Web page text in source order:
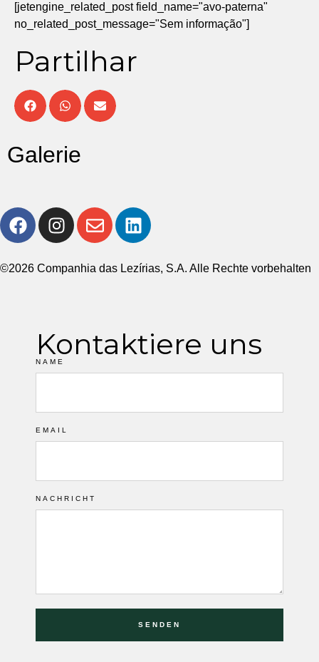
[jetengine_related_post field_name="avo-paterna"
no_related_post_message="Sem informação"]
Partilhar
Galerie
©2026 Companhia das Lezírias, S.A. Alle Rechte vorbehalten
Kontaktiere uns
NAME
EMAIL
NACHRICHT
SENDEN